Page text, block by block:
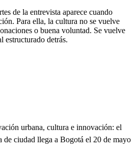
de la entrevista aparece cuando
Para ella, la cultura no se vuelve
o buena voluntad. Se vuelve
estructurado detrás.
urbana, cultura e innovación: el
de ciudad llega a Bogotá el 20 de mayo